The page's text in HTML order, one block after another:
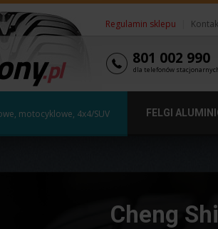
Regulamin sklepu
801 002 990
dla telefonów
motocyklowe, 4x4/SUV FELGI
Cheng